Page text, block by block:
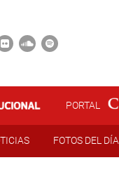
PORTAL
FOTOS DEL DÍA